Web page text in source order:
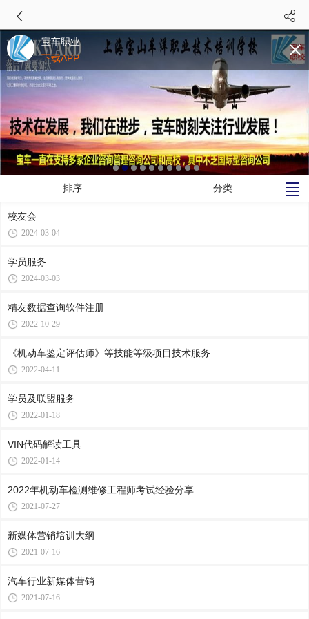
排序 分类
校友会
2024-03-04
学员服务
2024-03-03
精友数据查询软件注册
2022-10-29
《机动车鉴定评估师》等技能等级项目技术服务
2022-04-11
学员及联盟服务
2022-01-18
VIN代码解读工具
2022-01-14
2022年机动车检测维修工程师考试经验分享
2021-07-27
新媒体营销培训大纲
2021-07-16
汽车行业新媒体营销
2021-07-16
宝车职业
下载APP